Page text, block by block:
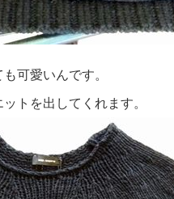
可愛いんです。
トを出してくれます。